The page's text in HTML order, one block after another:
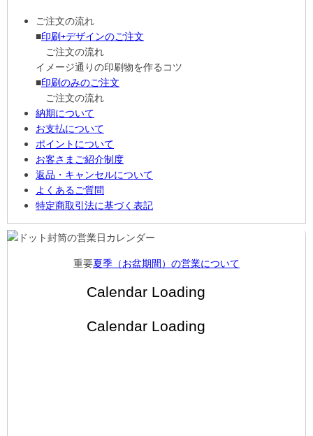
ご注文の流れ
■印刷+デザインのご注文
ご注文の流れ
イメージ通りの印刷物を作るコツ
■印刷のみのご注文
ご注文の流れ
納期について
お支払について
ポイントについて
お客さまご紹介制度
返品・キャンセルについて
よくあるご質問
特定商取引法に基づく表記
重要夏季（お盆期間）の営業について